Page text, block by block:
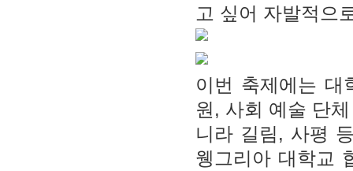
고 싶어 자발적으
이번 축제에는
원, 사회 예술 단
니라 길림, 사평
웽그리아 대학교